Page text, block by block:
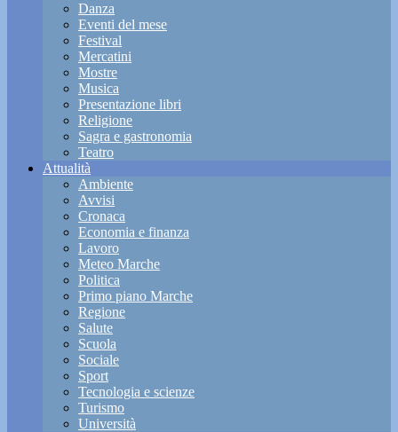
Danza
Eventi del mese
Festival
Mercatini
Mostre
Musica
Presentazione libri
Religione
Sagra e gastronomia
Teatro
Attualità
Ambiente
Avvisi
Cronaca
Economia e finanza
Lavoro
Meteo Marche
Politica
Primo piano Marche
Regione
Salute
Scuola
Sociale
Sport
Tecnologia e scienze
Turismo
Università